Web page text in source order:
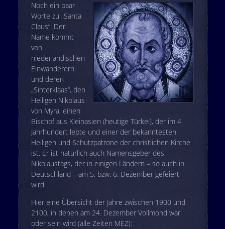
Noch ein paar
Worte zu „Santa
Claus“. Der
Name kommt
von
niederländischen
Einwanderern
und deren
„Sinterklaas“, den
Heiligen Nikolaus
von Myra, einen
Bischof aus Kleinasien (heutige Türkei), der im 4.
Jahrhundert lebte und einer der bekanntesten
Heiligen und Schutzpatrone der christlichen Kirche
ist. Er ist natürlich auch Namensgeber des
Nikolaustags, der in einigen Ländern – so auch in
Deutschland – am 5. bzw. 6. Dezember gefeiert
wird.
Hier eine Übersicht der Jahre zwischen 1900 und
2100, in denen am 24. Dezember Vollmond war
oder sein wird (alle Zeiten MEZ):